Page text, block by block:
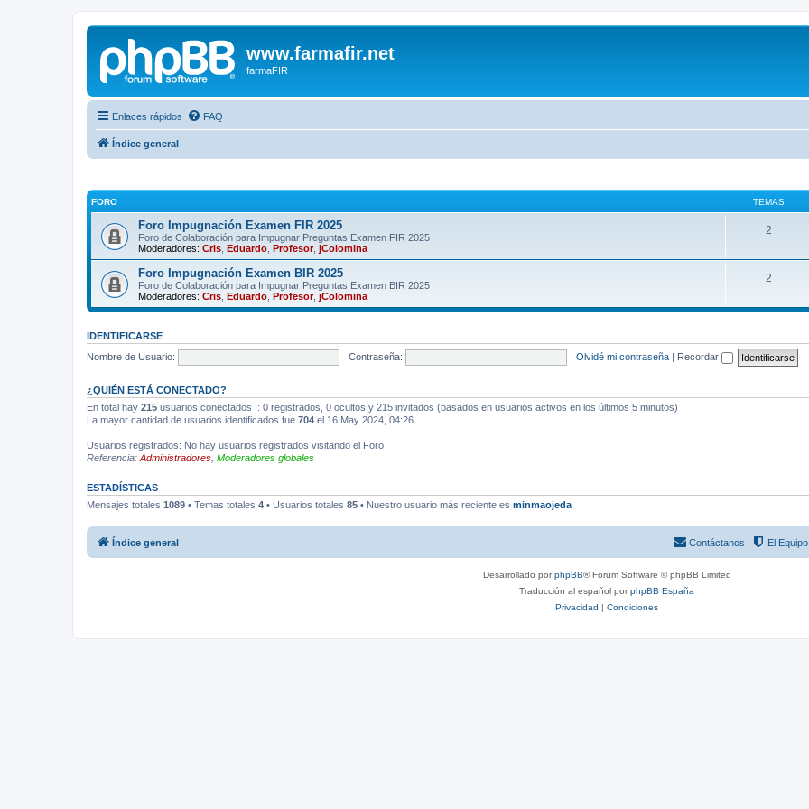
www.farmafir.net
farmaFIR
Enlaces rápidos FAQ
Índice general
FORO TEMAS
Foro Impugnación Examen FIR 2025
Foro de Colaboración para Impugnar Preguntas Examen FIR 2025
Moderadores: Cris Eduardo Profesor, jColomina
2
Foro Impugnación Examen BIR 2025
Foro de Colaboración para Impugnar Preguntas Examen BIR 2025
Moderadores: Cris Eduardo Profesor, jColomina
2
IDENTIFICARSE
Nombre de Usuario:
Contraseña: Olvidé mi contraseña | Recordar
¿QUIÉN ESTÁ CONECTADO?
En total hay 215 usuarios conectados :: 0 registrados, 0 ocultos y 215 invitados (basados en usuarios activos en los últimos 5 minutos)
La mayor cantidad de usuarios identificados fue 704 el 16 May 2024, 04:26
Usuarios registrados: No hay usuarios registrados visitando el Foro
Referencia: Administradores Moderadores globales
ESTADÍSTICAS
Mensajes totales 1089 • Temas totales 4 • Usuarios totales 85 • Nuestro usuario más reciente es minmaojeda
Índice general El Equipo
Contáctanos
Desarrollado porphpBB® Forum Software © phpBB Limited
Traducción al español porphpBB España
Privacidad | Condiciones